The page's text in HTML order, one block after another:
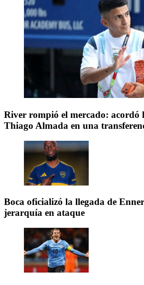
River rompió el mercado: acordó
Thiago Almada en una
Boca oficializó la llegada de
jerarquía en ataque